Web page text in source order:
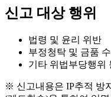
신고 대상 행위
법령 및 윤리 위반
부정청탁 및 금품
기타 위법부당행위
※ 신고내용은 IP추적 방